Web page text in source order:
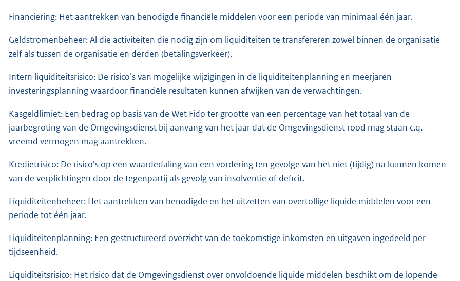
Financiering: Het aantrekken van benodigde financiële middelen voor een periode van minimaal één jaar.
Geldstromenbeheer: Al die activiteiten die nodig zijn om liquiditeiten te transfereren zowel binnen de organisatie
zelf als tussen de organisatie en derden (betalingsverkeer).
Intern liquiditeitsrisico: De risico’s van mogelijke wijzigingen in de liquiditeitenplanning en meerjaren
investeringsplanning waardoor financiële resultaten kunnen afwijken van de verwachtingen.
Kasgeldlimiet: Een bedrag op basis van de Wet Fido ter grootte van een percentage van het totaal van de
jaarbegroting van de Omgevingsdienst bij aanvang van het jaar dat de Omgevingsdienst rood mag staan c.q.
vreemd vermogen mag aantrekken.
Kredietrisico: De risico’s op een waardedaling van een vordering ten gevolge van het niet (tijdig) na kunnen komen
van de verplichtingen door de tegenpartij als gevolg van insolventie of deficit.
Liquiditeitenbeheer: Het aantrekken van benodigde en het uitzetten van overtollige liquide middelen voor een
periode tot één jaar.
Liquiditeitenplanning: Een gestructureerd overzicht van de toekomstige inkomsten en uitgaven ingedeeld per
tijdseenheid.
Liquiditeitsrisico: Het risico dat de Omgevingsdienst over onvoldoende liquide middelen beschikt om de lopende